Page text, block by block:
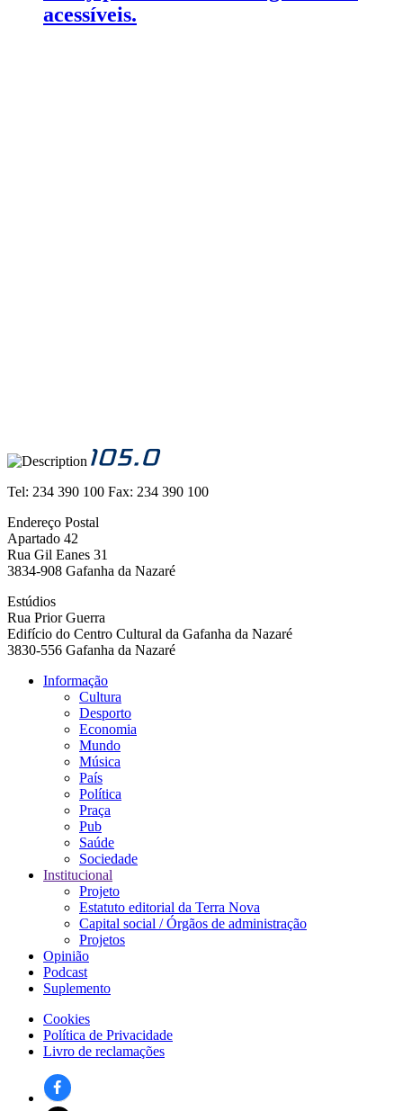
acessíveis.
Tel: 234 390 100 Fax: 234 390 100
Endereço Postal
Apartado 42
Rua Gil Eanes 31
3834-908 Gafanha da Nazaré
Estúdios
Rua Prior Guerra
Edifício do Centro Cultural da Gafanha da Nazaré
3830-556 Gafanha da Nazaré
Navegação
principal
Informação
Cultura
Desporto
Economia
Mundo
Música
País
Política
Praça
Pub
Saúde
Sociedade
Institucional
Projeto
Estatuto editorial da Terra Nova
Capital social / Órgãos de administração
Projetos
Opinião
Podcast
Suplemento
Rodapé
Cookies
Política de Privacidade
Livro de reclamações